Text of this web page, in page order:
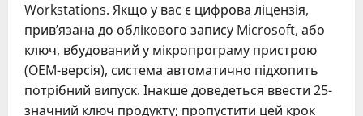
Workstations. Якщо у вас є цифрова ліцензія,
прив’язана до облікового запису Microsoft, або
ключ, вбудований у мікропрограму пристрою
(OEM-версія), система автоматично підхопить
потрібний випуск. Інакше доведеться ввести 25-
значний ключ продукту; пропустити цей крок